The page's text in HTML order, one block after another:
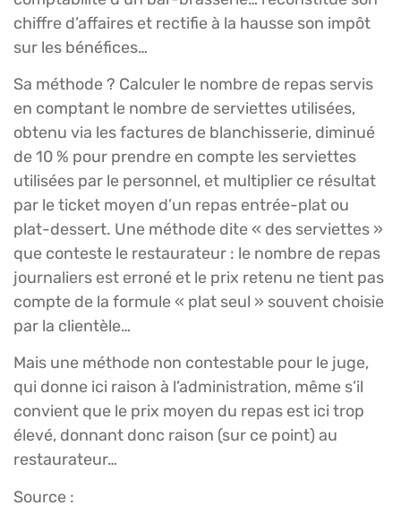
chiffre d’affaires et rectifie à la hausse son impôt
sur les bénéfices…
Sa méthode ? Calculer le nombre de repas servis
en comptant le nombre de serviettes utilisées,
obtenu via les factures de blanchisserie, diminué
de 10 % pour prendre en compte les serviettes
utilisées par le personnel, et multiplier ce résultat
par le ticket moyen d’un repas entrée-plat ou
plat-dessert. Une méthode dite « des serviettes »
que conteste le restaurateur : le nombre de repas
journaliers est erroné et le prix retenu ne tient pas
compte de la formule « plat seul » souvent choisie
par la clientèle…
Mais une méthode non contestable pour le juge,
qui donne ici raison à l’administration, même s’il
convient que le prix moyen du repas est ici trop
élevé, donnant donc raison (sur ce point) au
restaurateur…
Source :